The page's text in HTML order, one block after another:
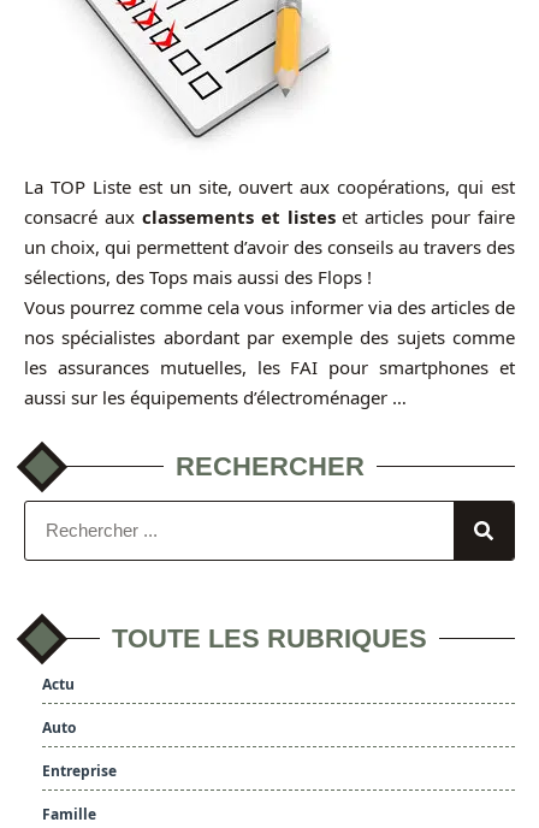
La TOP Liste est un site, ouvert aux coopérations, qui est
consacré aux classements et listeset articles pour faire
un choix, qui permettent d’avoir des conseils au travers des
sélections, des Tops mais aussi des Flops !
Vous pourrez comme cela vous informer via des articles de
nos spécialistes abordant par exemple des sujets comme
les assurances mutuelles, les FAI pour smartphones et
aussi sur les équipements d’électroménager …
RECHERCHER
TOUTE LES RUBRIQUES
Actu
Auto
Entreprise
Famille